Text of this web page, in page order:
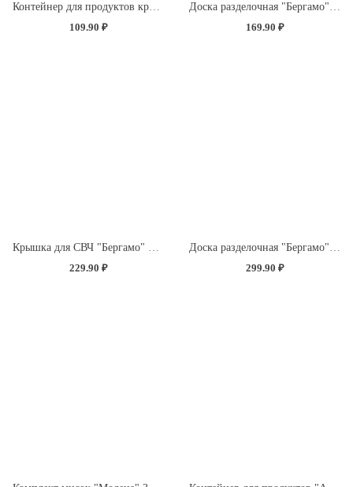
Контейнер для продуктов круглый 0,85л (светло-розовый)
109.90 ₽
Доска разделочная "Бергамо" прямоугольная 260x155x3,5мм с декором "Розы" (светло-розовый)
169.90 ₽
229.90 ₽
299.90 ₽